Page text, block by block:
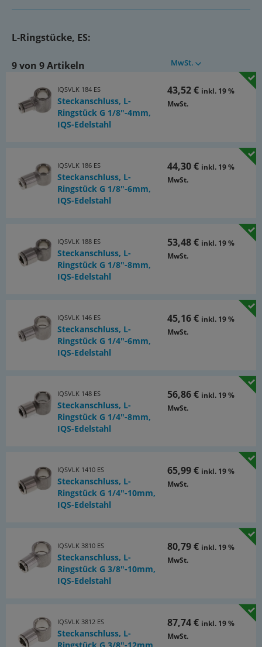
Dokumentation
Dokumentation: Entscheidungshilfe für die Auswahl
von IQS-Steckanschlüssen und passenden Schläuchen
L-Ringstücke, ES:
9 von 9 Artikeln MwSt.
IQSVLK 184 ES
Steckanschluss, L-
Ringstück G 1/8"-4mm,
IQS-Edelstahl
43,52 € inkl. 19 %
MwSt.
IQSVLK 186 ES
Steckanschluss, L-
Ringstück G 1/8"-6mm,
IQS-Edelstahl
44,30 € inkl. 19 %
MwSt.
IQSVLK 188 ES
Steckanschluss, L-
Ringstück G 1/8"-8mm,
IQS-Edelstahl
53,48 € inkl. 19 %
MwSt.
IQSVLK 146 ES
Steckanschluss, L-
Ringstück G 1/4"-6mm,
IQS-Edelstahl
45,16 € inkl. 19 %
MwSt.
IQSVLK 148 ES
Steckanschluss, L-
Ringstück G 1/4"-8mm,
IQS-Edelstahl
56,86 € inkl. 19 %
MwSt.
IQSVLK 1410 ES
Steckanschluss, L-
Ringstück G 1/4"-10mm,
IQS-Edelstahl
65,99 € inkl. 19 %
MwSt.
IQSVLK 3810 ES
Steckanschluss, L-
Ringstück G 3/8"-10mm,
IQS-Edelstahl
80,79 € inkl. 19 %
MwSt.
IQSVLK 3812 ES
Steckanschluss, L-
87,74 € inkl. 19 %
MwSt.